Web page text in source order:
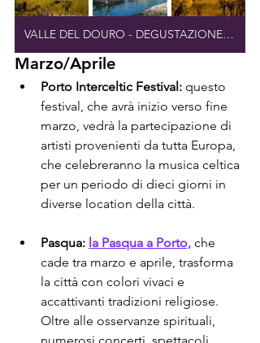
VALLE DEL DOURO - DEGUSTAZIONE ESCLUSIVA DI VINI
Marzo/Aprile
Porto Interceltic Festival: questo
festival, che avrà inizio verso fine
marzo, vedrà la partecipazione di
artisti provenienti da tutta Europa,
che celebreranno la musica celtica
per un periodo di dieci giorni in
diverse location della città.
Pasqua: la Pasqua a Porto, che
cade tra marzo e aprile, trasforma
la città con colori vivaci e
accattivanti tradizioni religiose.
Oltre alle osservanze spirituali,